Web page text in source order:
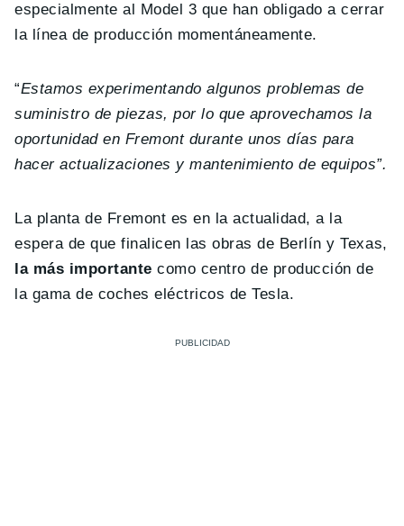
especialmente al Model 3 que han obligado a cerrar
la línea de producción momentáneamente.
“Estamos experimentando algunos problemas de
suministro de piezas, por lo que aprovechamos la
oportunidad en Fremont durante unos días para
hacer actualizaciones y mantenimiento de equipos”.
La planta de Fremont es en la actualidad, a la
espera de que finalicen las obras de Berlín y Texas,
la más importante como centro de producción de
la gama de coches eléctricos de Tesla.